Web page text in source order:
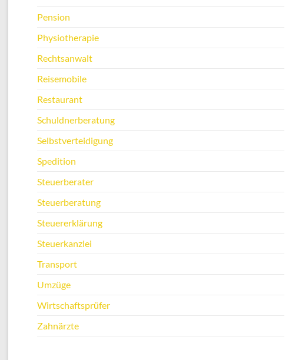
Pension
Physiotherapie
Rechtsanwalt
Reisemobile
Restaurant
Schuldnerberatung
Selbstverteidigung
Spedition
Steuerberater
Steuerberatung
Steuererklärung
Steuerkanzlei
Transport
Umzüge
Wirtschaftsprüfer
Zahnärzte